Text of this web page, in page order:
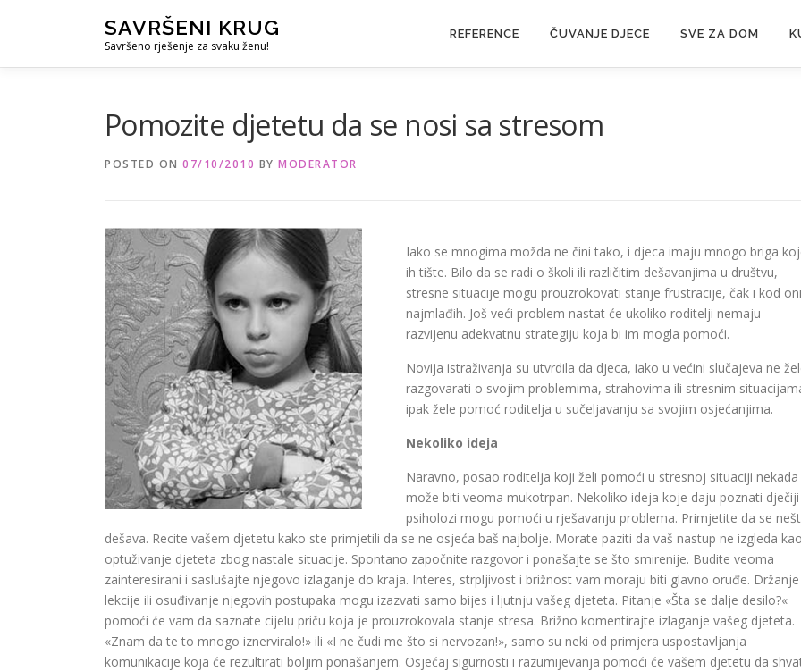
SAVRŠENI KRUG
Savršeno rješenje za svaku ženu!
REFERENCE ČUVANJE DJECE SVE ZA DOM
Pomozite djetetu da se nosi sa stresom
POSTED ON 07/10/2010 BY MODERATOR
Iako se mnogima možda ne čini tako, i djeca imaju mnogo briga
ih tište. Bilo da se radi o školi ili različitim dešavanjima u društvu,
stresne situacije mogu prouzrokovati stanje frustracije, čak i kod
najmlađih. Još veći problem nastat će ukoliko roditelji nemaju
razvijenu ad­ekvatnu strategiju koja bi im mogla pomoći.
Novija istraživanja su utvrdila da djeca, iako u većini slučajeva ne
razgovarati o svojim problemima, strahovima ili stresnim
ipak žele pomoć roditelja u sučeljavanju sa svojim osjećanjima.
Nekoliko ideja
Naravno, posao roditelja koji želi pomoći u stresnoj situaciji nekada
može biti veoma mu­kotrpan. Nekoliko ideja koje daju poznati dječiji
psiholozi mogu pomoći u rješavanju problema. Primjetite da se
dešava. Recite vašem djetetu kako ste primjetili da se ne osjeća baš najbolje. Morate paziti da vaš nastup ne izgleda
optuživanje djeteta zbog nastale situacije. Spontano započnite razgovor i ponašajte se što smi­renije. Budite veoma
zaintere­sirani i saslušajte njegovo izlag­anje do kraja. Interes, strpljivost i brižnost vam moraju biti glav­no oruđe. Držanje
lekcije ili osuđivanje njegovih postupaka mogu izazvati samo bijes i ljut­nju vašeg djeteta. Pitanje «Šta se dalje desilo?«
pomoći će vam da saznate cijelu priču koja je prouzrokovala stanje stresa. Brižno komentirajte izlaganje vašeg djeteta.
«Znam da te to mnogo iznerviralo!» ili «I ne čudi me što si nervozan!», samo su neki od primjera uspostav­ljanja
komunikacije koja će rezultirati boljim ponašanjem. Osjećaj sigurnosti i razumi­jevanja pomoći će vašem djetetu da